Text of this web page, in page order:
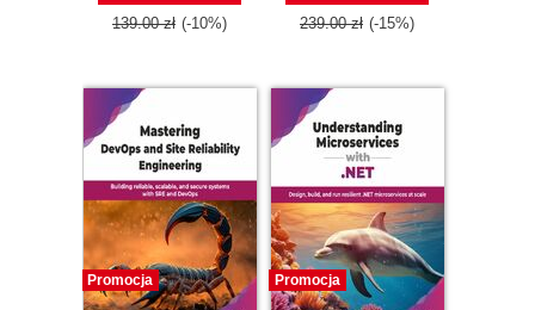
139.00 zł (-10%) 239.00 zł (-15%)
Promocja Promocja